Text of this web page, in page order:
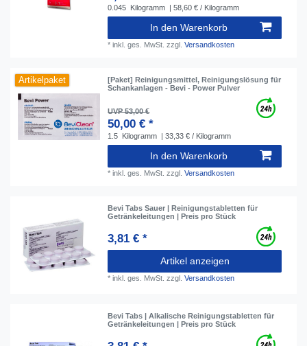
0.045 Kilogramm | 58,60 € / Kilogramm
In den Warenkorb
*inkl. ges. MwSt. zzgl.Versandkosten
Artikelpaket
[Paket] Reinigungsmittel, Reinigungslösung für
Schankanlagen - Bevi - Power Pulver
UVP 53,00 €
50,00 € *
1.5 Kilogramm | 33,33 € / Kilogramm
In den Warenkorb
*inkl. ges. MwSt. zzgl.Versandkosten
Bevi Tabs Sauer | Reinigungstabletten für
Getränkeleitungen | Preis pro Stück
3,81 € *
Artikel anzeigen
*inkl. ges. MwSt. zzgl.Versandkosten
Bevi Tabs | Alkalische Reinigungstabletten für
Getränkeleitungen | Preis pro Stück